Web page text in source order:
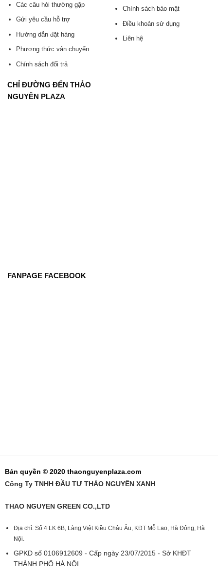
Các câu hỏi thường gặp
Gửi yêu cầu hỗ trợ
Hướng dẫn đặt hàng
Phương thức vận chuyển
Chính sách đổi trả
Chính sách bảo mật
Điều khoản sử dụng
Liên hệ
CHỈ ĐƯỜNG ĐẾN THẢO
NGUYÊN PLAZA
FANPAGE FACEBOOK
Bản quyền © 2020 thaonguyenplaza.com
Công Ty TNHH ĐẦU TƯ THẢO NGUYÊN XANH
THAO NGUYEN GREEN CO.,LTD
Địa chỉ: Số 4 LK 6B, Làng Việt Kiều Châu Âu, KĐT Mỗ Lao, Hà Đông, Hà
Nội.
GPKD số 0106912609 - Cấp ngày 23/07/2015 - Sở KHĐT
THÀNH PHỐ HÀ NỘI